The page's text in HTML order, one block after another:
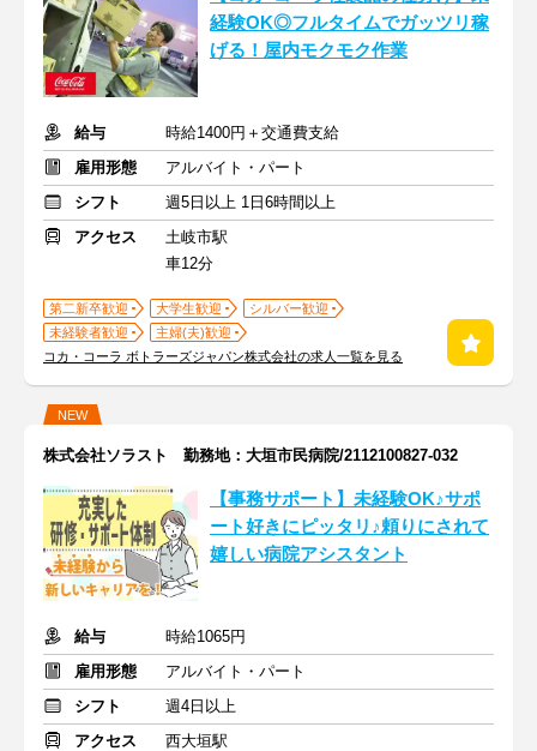
経験OK◎フルタイムでガッツリ稼
げる！屋内モクモク作業
給与
時給1400円＋交通費支給
雇用形態
アルバイト・パート
シフト
週5日以上 1日6時間以上
アクセス
土岐市駅
車12分
第二新卒歓迎 大学生歓迎
シルバー歓迎
未経験者歓迎
主婦(夫)歓迎
コカ・コーラ ボトラーズジャパン株式会社の求人一覧を見る
NEW
株式会社ソラスト 勤務地：大垣市民病院/2112100827-032
【事務サポート】未経験OK♪サポ
ート好きにピッタリ♪頼りにされて
嬉しい病院アシスタント
給与
時給1065円
雇用形態
アルバイト・パート
シフト
週4日以上
アクセス
西大垣駅